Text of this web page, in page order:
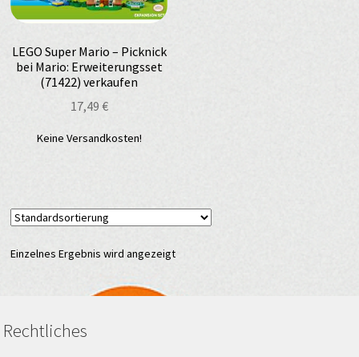
LEGO Super Mario – Picknick
bei Mario: Erweiterungsset
(71422) verkaufen
17,49 €
Keine Versandkosten!
Einzelnes Ergebnis wird angezeigt
Rechtliches